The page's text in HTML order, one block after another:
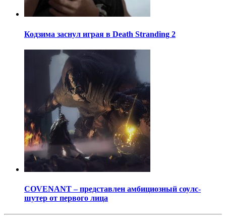
Кодзима заснул играя в Death Stranding 2
COVENANT – представлен амбициозный соулс-
шутер от первого лица